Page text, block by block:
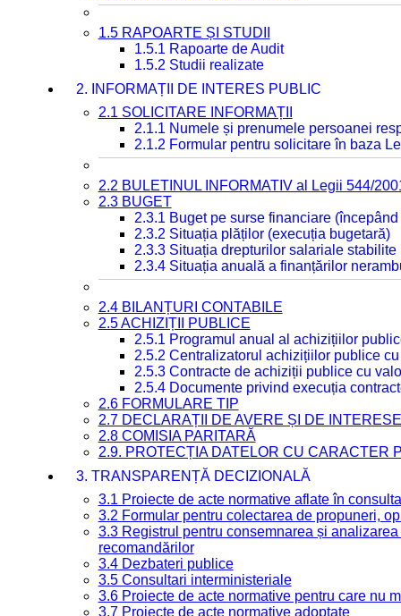
1.5 RAPOARTE ȘI STUDII
1.5.1 Rapoarte de Audit
1.5.2 Studii realizate
2. INFORMAȚII DE INTERES PUBLIC
2.1 SOLICITARE INFORMAȚII
2.1.1 Numele și prenumele persoanei
2.1.2 Formular pentru solicitare în baza
2.2 BULETINUL INFORMATIV al Legii 544/
2.3 BUGET
2.3.1 Buget pe surse financiare
2.3.2 Situația plăților (execuția bugetară)
2.3.3 Situația drepturilor salariale
2.3.4 Situația anuală a finanțărilor
2.4 BILANȚURI CONTABILE
2.5 ACHIZIȚII PUBLICE
2.5.1 Programul anual al achizițiilor
2.5.2 Centralizatorul achizițiilor publice
2.5.3 Contracte de achiziții publice cu
2.5.4 Documente privind execuția
2.6 FORMULARE TIP
2.7 DECLARAȚII DE AVERE ȘI DE INTERESE
2.8 COMISIA PARITARĂ
2.9. PROTECȚIA DATELOR CU CARACTER
3. TRANSPARENȚĂ DECIZIONALĂ
3.1 Proiecte de acte normative aflate în
3.2 Formular pentru colectarea de propuneri,
3.3 Registrul pentru consemnarea și
recomandărilor
3.4 Dezbateri publice
3.5 Consultari interministeriale
3.6 Proiecte de acte normative pentru care nu
3.7 Proiecte de acte normative adoptate